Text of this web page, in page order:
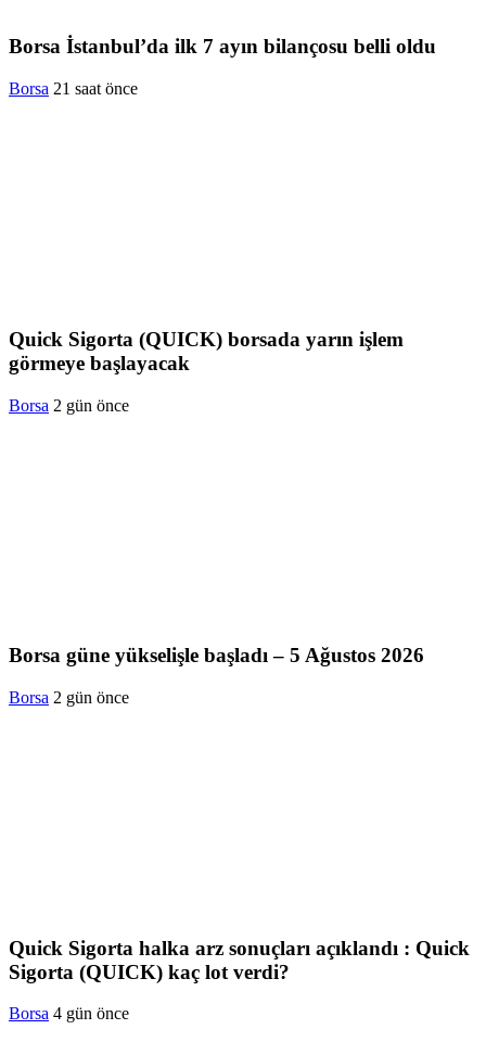
Borsa İstanbul’da ilk 7 ayın bilançosu belli oldu
Borsa 21 saat önce
Quick Sigorta (QUICK) borsada yarın işlem
görmeye başlayacak
Borsa 2 gün önce
Borsa güne yükselişle başladı – 5 Ağustos 2026
Borsa 2 gün önce
Quick Sigorta halka arz sonuçları açıklandı : Quick
Sigorta (QUICK) kaç lot verdi?
Borsa 4 gün önce